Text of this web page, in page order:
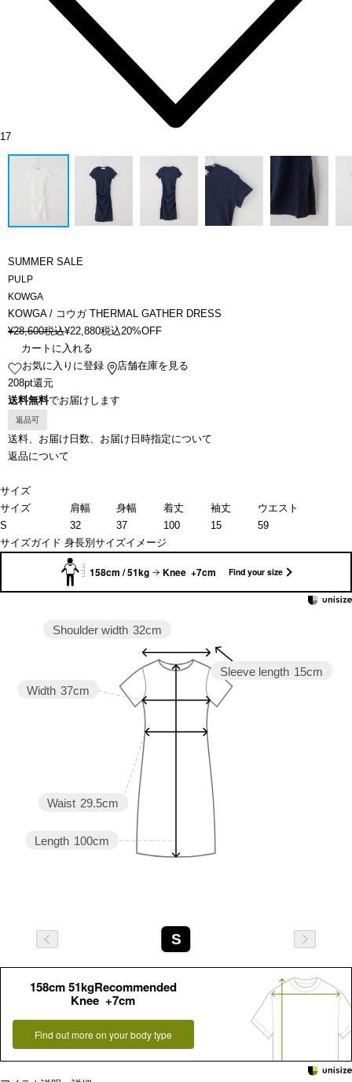
17
SUMMER SALE
PULP
KOWGA
KOWGA / コウガ THERMAL GATHER DRESS
¥28,600税込¥22,880税込20%OFF
カートに入れる
お気に入りに登録
店舗在庫を見る
208pt還元
送料無料でお届けします
返品可
送料、お届け日数、お届け日時指定について
返品について
サイズ
サイズ
肩幅 身幅 着丈 袖丈
ウエスト
S
32 37 100 15
59
サイズガイド 身長別サイズイメージ
158cm / 51kg Knee +7cm Find your size
Sleeve length 15cm
Length 100cm
Waist 29.5cm
Width 37cm
Shoulder width 32cm
S
158cm 51kgRecommended
Knee +7cm
Find out more on your body type